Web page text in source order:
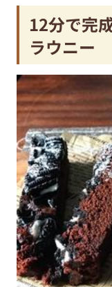
12分で完
ラウニー